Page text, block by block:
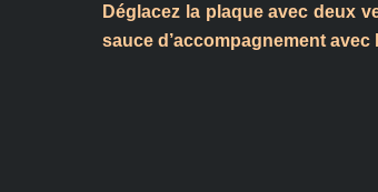
Déglacez la plaque avec deux
sauce d’accompagnement